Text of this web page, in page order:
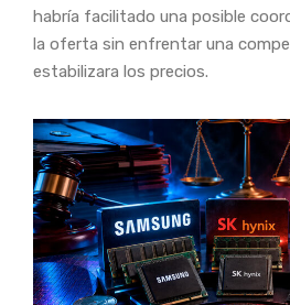
habría facilitado una posible
la oferta sin enfrentar una
estabilizara los precios.